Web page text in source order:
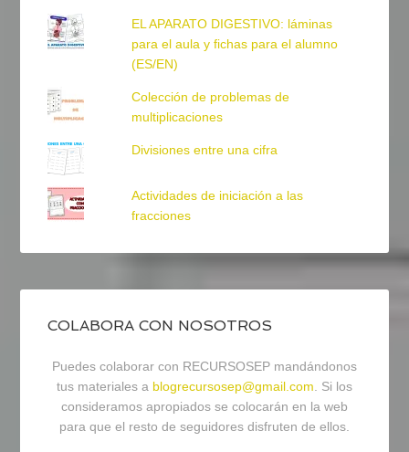
EL APARATO DIGESTIVO: láminas
para el aula y fichas para el alumno
(ES/EN)
Colección de problemas de
multiplicaciones
Divisiones entre una cifra
Actividades de iniciación a las
fracciones
COLABORA CON NOSOTROS
Puedes colaborar con RECURSOSEP mandándonos
tus materiales a blogrecursosep@gmail.com. Si los
consideramos apropiados se colocarán en la web
para que el resto de seguidores disfruten de ellos.